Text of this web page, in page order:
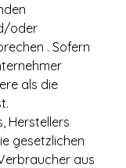
oder
. Sofern
als die
Herstellers
gesetzlichen
aus